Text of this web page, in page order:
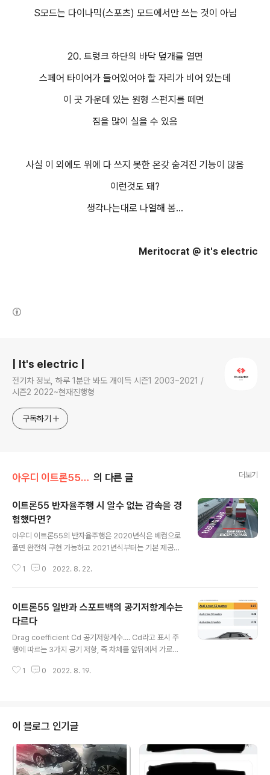
S모드는 다이나믹(스포츠) 모드에서만 쓰는 것이 아님
20. 트렁크 하단의 바닥 덮개를 열면
스페어 타이어가 들어있어야 할 자리가 비어 있는데
이 곳 가운데 있는 원형 스펀지를 떼면
짐을 많이 실을 수 있음
사실 이 외에도 위에 다 쓰지 못한 온갖 숨겨진 기능이 많음
이런것도 돼?
생각나는대로 나열해 봄...
Meritocrat @ it's electric
| It's electric |
전기차 정보, 하루 1분만 봐도 개이득 시즌1 2003~2021 /
시즌2 2022~현재진행형
구독하기
아우디 이트론55 (Q8이트론) 의 다른 글 더보기
이트론55 반자율주행 시 알수 없는 감속을 경
험했다면?
아우디 이트론55의 반자율주행은 2020년식은 베컴으로
풀면 완전히 구현 가능하고 2021년식부터는 기본 제공이
율주행으로 정속 주행하다 보면 의도치 않게 종종 차가 멈
이 있는가 보다. (아래는 파사트GT의 ACC 사례임) http
s://www.clien.net/service/board/cm_car/15937
334 ACC와 유령정체 : 클리앙 얼마전 사고로 인해 2017
년식 파사트GT를 대차 받고 운행 중에 ACC를 좀 써봤는
데요. 차선 유지 및 전방 주시기능(?)으로 앞 차가 속도를
줄이면 같이 자동으로 줄이는 기능은 편리하더군요. AC..
1 0 2022. 8. 22.
이트론55 일반과 스포트백의 공기저항계수는
다르다
Drag coefficient Cd 공기저항계수.... Cd라고 표시 주
행에 따르는 3가지 공기 저항, 즉 차체를 앞뒤에서 가로막
는 횡력이 일어나게 되는데 이들의 영향에 따라 Cd가 결
징, 공기저항계수를 아시나요? 기저항계수는 공기역학을
가늠하는 척도로 쓰인다. 디자인과 기술의 발달로 공기저
항계수는 날로 낮아지고 있다. www.audi.co.kr 이트론5
5 일반의 경우 0.27Cd이고 이트론50과 이트론S는 0.2
8Cd로 약간 더 높..
1 0 2022. 8. 19.
이 블로그 인기글